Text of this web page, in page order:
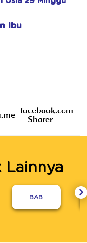
Ibu
facebook.com
– Sharer
Lainnya
BAB